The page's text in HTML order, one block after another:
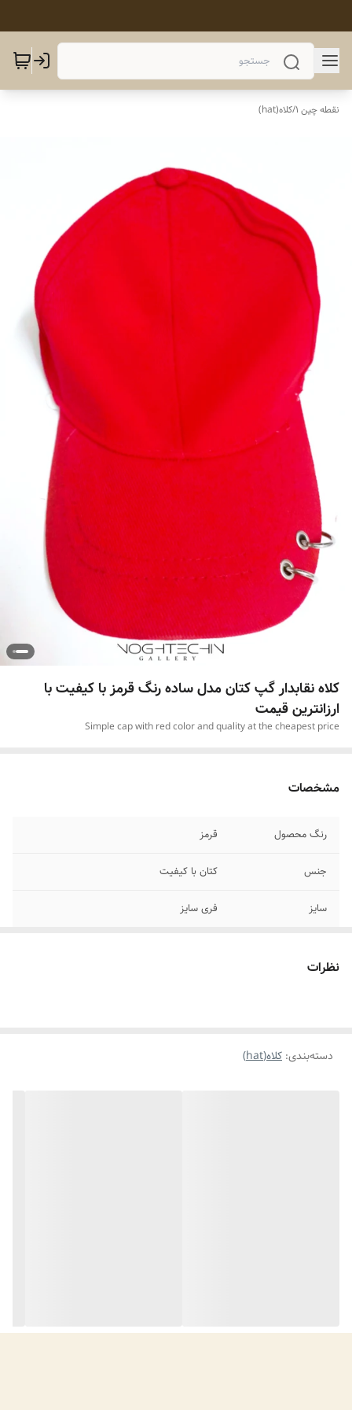
نقطه چین 1 /کلاه(hat)
کلاه نقابدار گپ کتان مدل ساده رنگ قرمز با کیفیت با
ارزانترین قیمت
Simple cap with red color and quality at the cheapest price
مشخصات
رنگ محصول قرمز
جنس کتان با کیفیت
سایز فری سایز
نظرات
دسته‌بندی: کلاه(hat)